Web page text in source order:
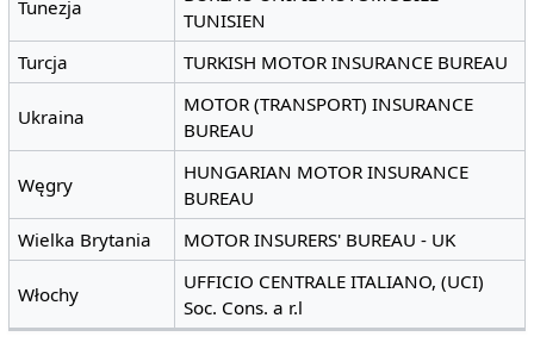
Tunezja
TUNISIEN
Turcja
TURKISH MOTOR INSURANCE BUREAU
Ukraina
MOTOR (TRANSPORT) INSURANCE
BUREAU
Węgry
HUNGARIAN MOTOR INSURANCE
BUREAU
Wielka Brytania
MOTOR INSURERS' BUREAU - UK
Włochy
UFFICIO CENTRALE ITALIANO, (UCI)
Soc. Cons. a r.l